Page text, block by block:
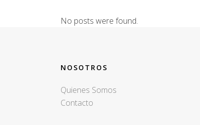
No posts were found.
NOSOTROS
Quienes Somos
Contacto